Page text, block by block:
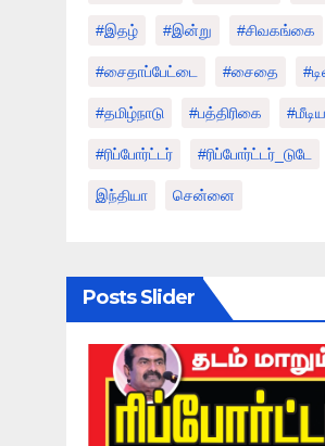
#இதழ் #இன்று #சிவகங்கை
#சைதாப்பேட்டை #சைதை
#தமிழ்நாடு #பத்திரிகை
#ரிப்போர்ட்டர் #ரிப்போர்ட்டர்_டுடே
இந்தியா சென்னை
Posts Slider